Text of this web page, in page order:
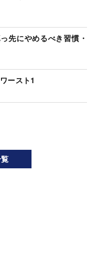
先にやめるべき習慣・
ースト1